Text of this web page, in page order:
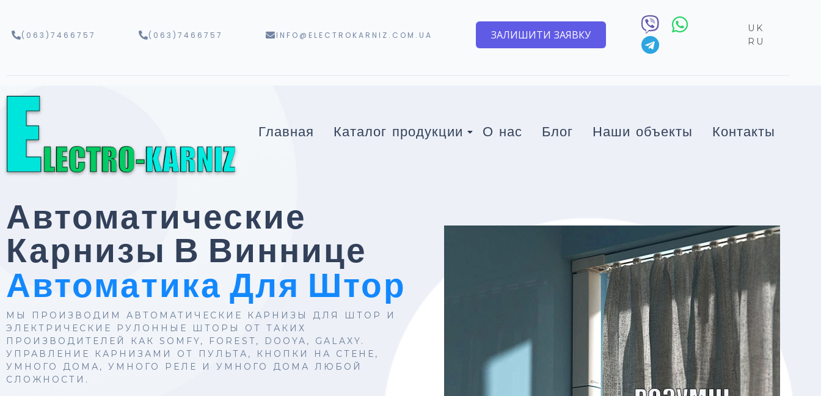
(063)7466757 (063)7466757 INFO@ELECTROKARNIZ.COM.UA ЗАЛИШИТИ ЗАЯВКУ
UK
RU
Главная Каталог продукции О нас Блог Наши объекты Контакты
Автоматические
Карнизы В Виннице
Автоматика Для Штор
МЫ ПРОИЗВОДИМ АВТОМАТИЧЕСКИЕ КАРНИЗЫ ДЛЯ ШТОР И
ЭЛЕКТРИЧЕСКИЕ РУЛОННЫЕ ШТОРЫ ОТ ТАКИХ
ПРОИЗВОДИТЕЛЕЙ КАК SOMFY, FOREST, DOOYA, GALAXY.
УПРАВЛЕНИЕ КАРНИЗАМИ ОТ ПУЛЬТА, КНОПКИ НА СТЕНЕ,
УМНОГО ДОМА, УМНОГО РЕЛЕ И УМНОГО ДОМА ЛЮБОЙ
СЛОЖНОСТИ.